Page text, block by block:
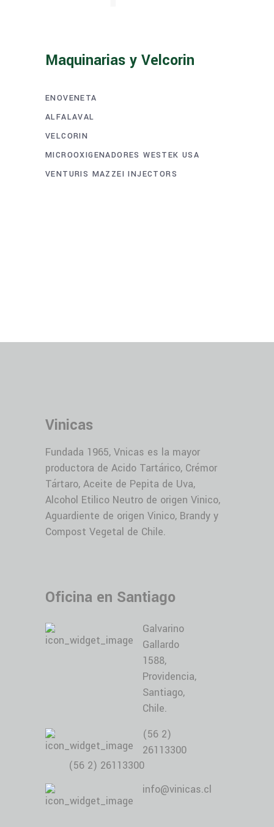
Maquinarias y Velcorin
ENOVENETA
ALFALAVAL
VELCORIN
MICROOXIGENADORES WESTEK USA
VENTURIS MAZZEI INJECTORS
Vinicas
Fundada 1965, Vnicas es la mayor
productora de Acido Tartárico, Crémor
Tártaro, Aceite de Pepita de Uva,
Alcohol Etilico Neutro de origen Vinico,
Aguardiente de origen Vinico, Brandy y
Compost Vegetal de Chile.
Oficina en Santiago
Galvarino
Gallardo
1588,
Providencia,
Santiago,
Chile.
(56 2)
26113300
(56 2) 26113300
info@vinicas.cl